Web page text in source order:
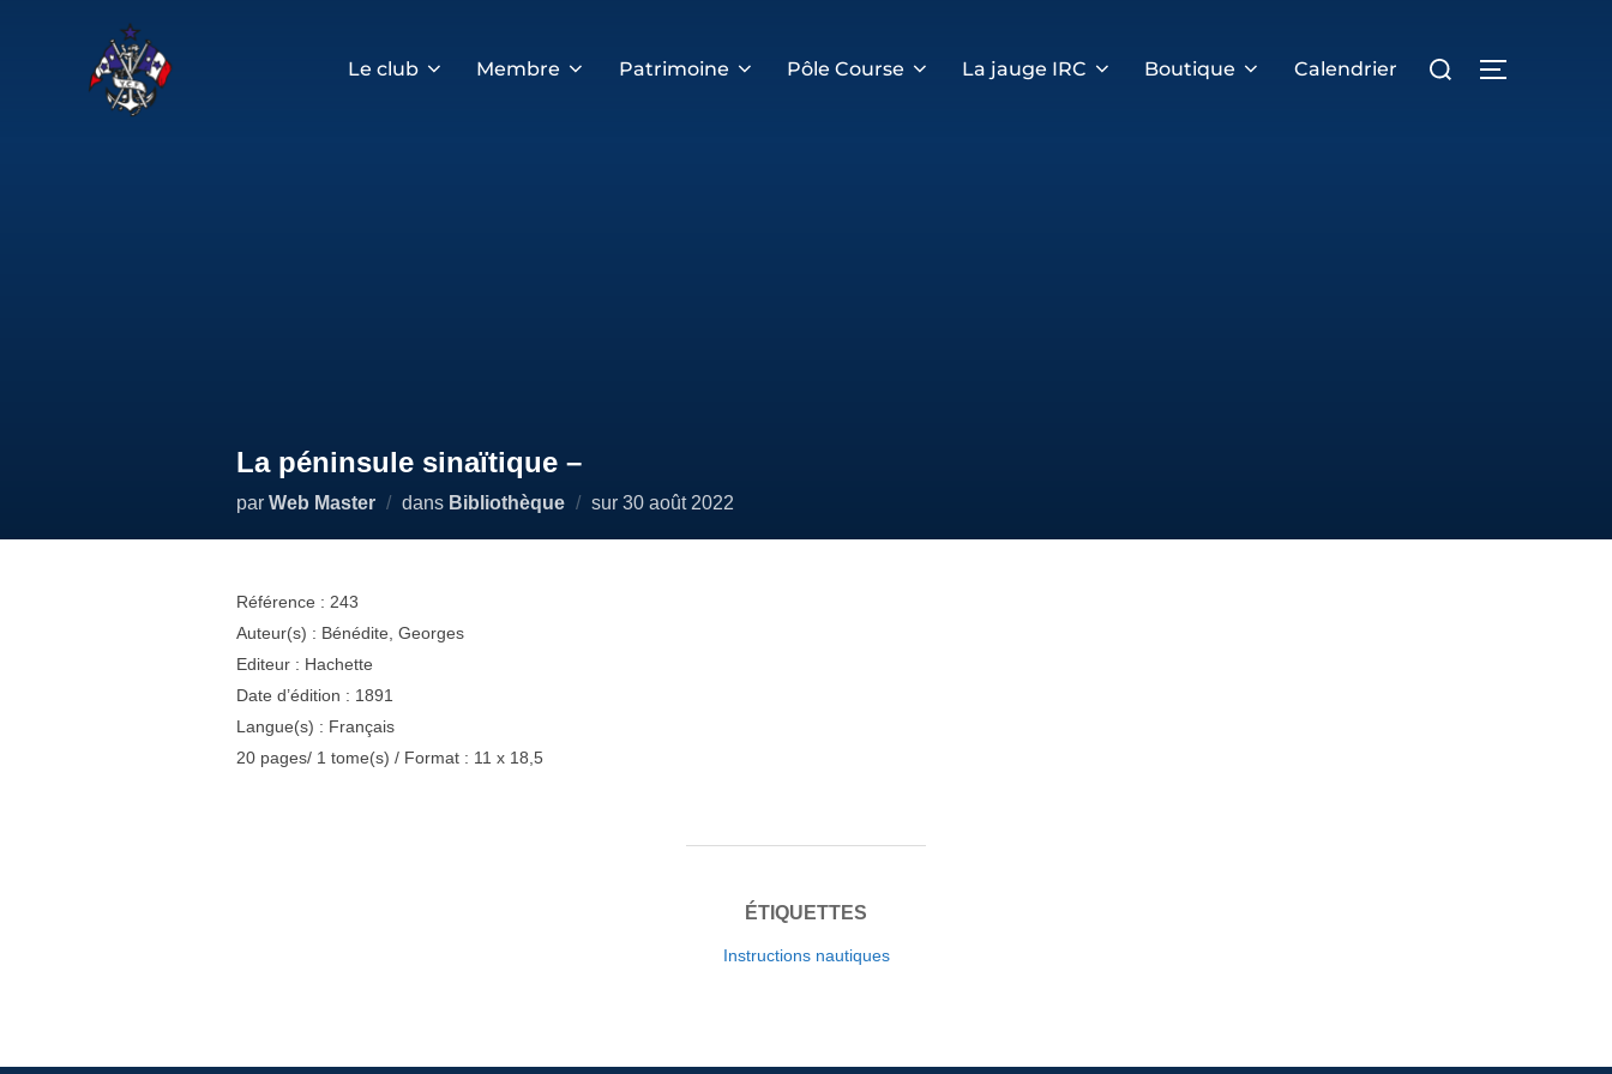
Le club Membre Patrimoine Pôle Course La jauge IRC Boutique Calendrier
PERMUTER
La péninsule sinaïtique –
par Web Master dans Bibliothèque sur Publié
30 août 2022
Référence : 243
Auteur(s) : Bénédite, Georges
Editeur : Hachette
Date d’édition : 1891
Langue(s) : Français
20 pages/ 1 tome(s) / Format : 11 x 18,5
ÉTIQUETTES
Instructions nautiques